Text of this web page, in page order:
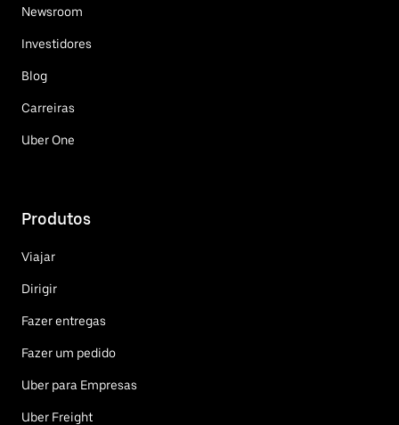
Newsroom
Investidores
Blog
Carreiras
Uber One
Produtos
Viajar
Dirigir
Fazer entregas
Fazer um pedido
Uber para Empresas
Uber Freight